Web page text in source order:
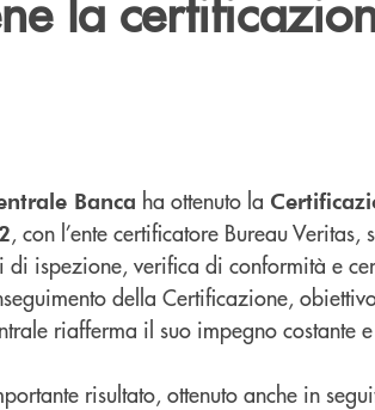
Banca ha ottenuto la
, con l’ente certificatore Bureau
di ispezione, verifica di conformità e
della Certificazione,
riafferma il suo impegno costante
risultato, ottenuto anche in